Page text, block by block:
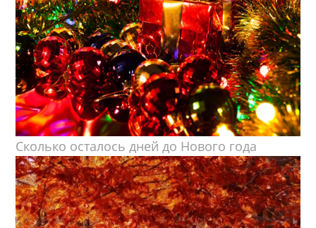
Сколько осталось дней до Нового года